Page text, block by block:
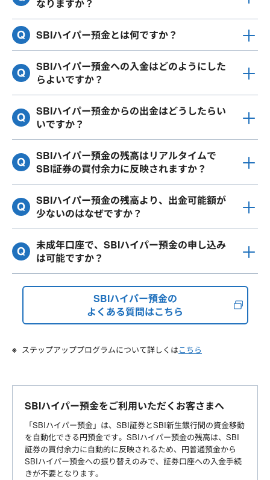
なりますか？
SBIハイパー預金とは何ですか？
SBIハイパー預金への入金はどのようにした
らよいですか？
SBIハイパー預金からの出金はどうしたらい
いですか？
SBIハイパー預金の残高はリアルタイムで
SBI証券の買付余力に反映されますか？
SBIハイパー預金の残高より、出金可能額が
少ないのはなぜですか？
未成年口座で、SBIハイパー預金の申し込み
は可能ですか？
SBIハイパー預金の
よくある質問はこちら
ステップアッププログラムについて詳しくはこちら
SBIハイパー預金をご利用いただくお客さまへ
「SBIハイパー預金」は、SBI証券とSBI新生銀行間の資金移動
を自動化できる円預金です。SBIハイパー預金の残高は、SBI
証券の買付余力に自動的に反映されるため、円普通預金から
SBIハイパー預金への振り替えのみで、証券口座への入金手続
きが不要となります。